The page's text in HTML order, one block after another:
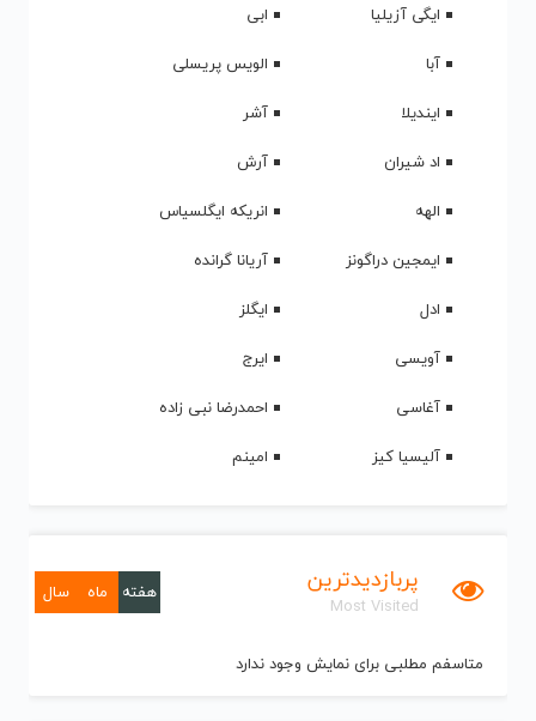
ایگی آزیلیا
ابی
آبا
الویس پریسلی
ایندیلا
آشر
اد شیران
آرش
الهه
انریکه ایگلسیاس
ایمجین دراگونز
آریانا گرانده
ادل
ایگلز
آویسی
ایرج
آغاسی
احمدرضا نبی زاده
آلیسیا کیز
امینم
پربازدیدترین
Most Visited
هفته ماه سال
متاسفم مطلبی برای نمایش وجود ندارد